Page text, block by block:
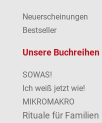
Neuerscheinungen
Bestseller
Unsere Buchreihen
SOWAS!
Ich weiß jetzt wie!
MIKROMAKRO
Rituale für Familien